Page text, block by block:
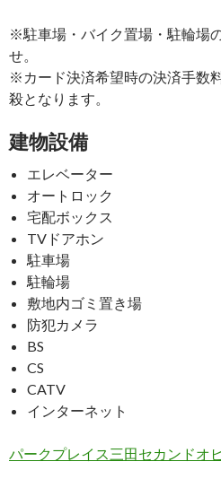
※駐車場・バイク置場・駐輪場
せ。
※カード決済希望時の決済手数
殺となります。
建物設備
エレベーター
オートロック
宅配ボックス
TVドアホン
駐車場
駐輪場
敷地内ゴミ置き場
防犯カメラ
BS
CS
CATV
インターネット
パークプレイス三田セカンドオ